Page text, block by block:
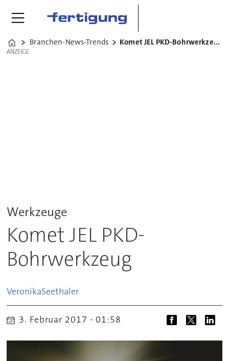
Home
Branchen-News-Trends Komet JEL PKD-Bohrwerkzeug
ANZEIGE
ANZEIGE
Werkzeuge
Komet JEL PKD-
Bohrwerkzeug
VeronikaSeethaler
3. Februar 2017 - 01:58